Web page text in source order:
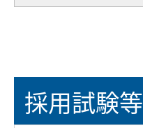
採用試験等